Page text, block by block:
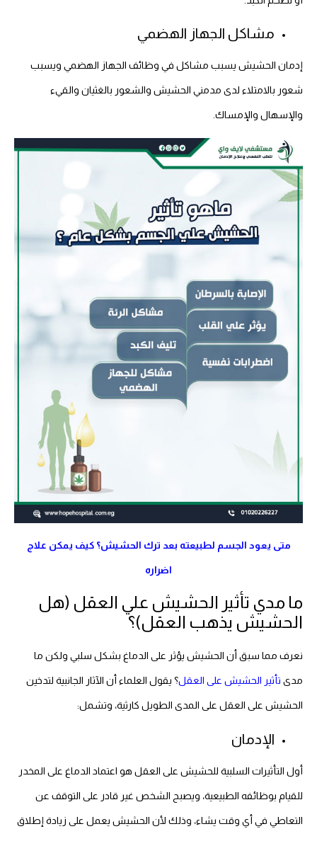
مشاكل الجهاز الهضمي
إدمان الحشيش يسبب مشاكل في وظائف الجهاز الهضمي ويسبب
شعور بالامتلاء لدى مدمني الحشيش والشعور بالغثيان والقيء
والإسهال والإمساك.
متى يعود الجسم لطبيعته بعد ترك الحشيش؟ كيف يمكن علاج
اضراره
ما مدي تأثير الحشيش علي العقل (هل
الحشيش يذهب العقل)؟
نعرف مما سبق أن الحشيش يؤثر على الدماغ بشكل سلبي ولكن ما
مدى تأثير الحشيش على العقل؟ يقول العلماء أن الآثار الجانبية لتدخين
الحشيش على العقل على المدى الطويل كارثية، وتشمل:
الإدمان
أول التأثيرات السلبية للحشيش على العقل هو اعتماد الدماغ على المخدر
للقيام بوظائفه الطبيعية، ويصبح الشخص غير قادر على التوقف عن
التعاطي في أي وقت يشاء، وذلك لأن الحشيش يعمل على زيادة إطلاق